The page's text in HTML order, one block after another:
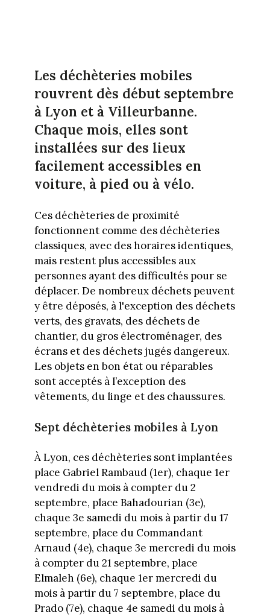
Les déchèteries mobiles
rouvrent dès début septembre
à Lyon et à Villeurbanne.
Chaque mois, elles sont
installées sur des lieux
facilement accessibles en
voiture, à pied ou à vélo.
Ces déchèteries de proximité
fonctionnent comme des déchèteries
classiques, avec des horaires identiques,
mais restent plus accessibles aux
personnes ayant des difficultés pour se
déplacer. De nombreux déchets peuvent
y être déposés, à l'exception des déchets
verts, des gravats, des déchets de
chantier, du gros électroménager, des
écrans et des déchets jugés dangereux.
Les objets en bon état ou réparables
sont acceptés à l’exception des
vêtements, du linge et des chaussures.
Sept déchèteries mobiles à Lyon
À Lyon, ces déchèteries sont implantées
place Gabriel Rambaud (1er), chaque 1er
vendredi du mois à compter du 2
septembre, place Bahadourian (3e),
chaque 3e samedi du mois à partir du 17
septembre, place du Commandant
Arnaud (4e), chaque 3e mercredi du mois
à compter du 21 septembre, place
Elmaleh (6e), chaque 1er mercredi du
mois à partir du 7 septembre, place du
Prado (7e), chaque 4e samedi du mois à